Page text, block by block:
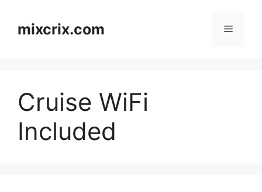
contentmixcrix.com Menu
Cruise WiFi
Included